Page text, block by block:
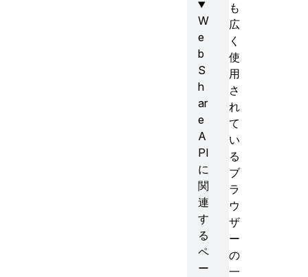
も
広
く
使
用
さ
れ
て
い
る
ブ
ラ
ウ
ザ
ー
の
一
W
e
b
S
h
ar
e
A
PI
に
関
連
す
る
ペ
ー